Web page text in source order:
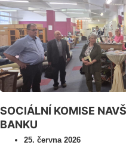
SOCIÁLNÍ KOMISE
BANKU
25. června 2026